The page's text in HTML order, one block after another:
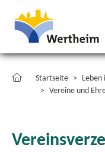
Startseite Leben
Vereine und